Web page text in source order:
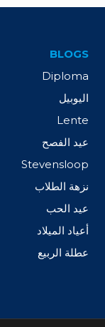
BLOGS
Diploma
اليوبيل
Lente
عيد الفصح
Stevensloop
نزهة الطلاب
عيد الحب
أعياد الميلاد
عطلة الربيع